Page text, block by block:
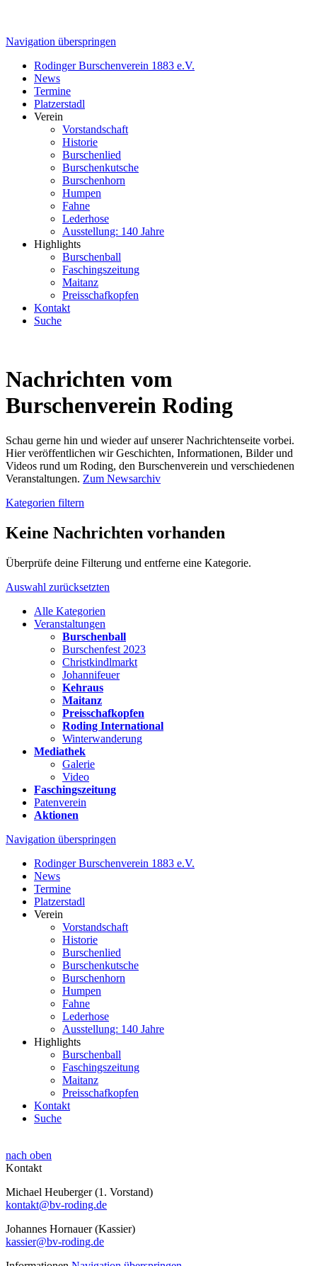
Navigation überspringen
Rodinger Burschenverein 1883 e.V.
News
Termine
Platzerstadl
Verein
Vorstandschaft
Historie
Burschenlied
Burschenkutsche
Burschenhorn
Humpen
Fahne
Lederhose
Ausstellung: 140 Jahre
Highlights
Burschenball
Faschingszeitung
Maitanz
Preisschafkopfen
Kontakt
Suche
Nachrichten vom
Burschenverein Roding
Schau gerne hin und wieder auf unserer Nachrichtenseite vorbei.
Hier veröffentlichen wir Geschichten, Informationen, Bilder und
Videos rund um Roding, den Burschenverein und verschiedenen
Veranstaltungen. Zum Newsarchiv
Kategorien filtern
Keine Nachrichten vorhanden
Überprüfe deine Filterung und entferne eine Kategorie.
Auswahl zurücksetzten
Alle Kategorien
Veranstaltungen
Burschenball
Burschenfest 2023
Christkindlmarkt
Johannifeuer
Kehraus
Maitanz
Preisschafkopfen
Roding International
Winterwanderung
Mediathek
Galerie
Video
Faschingszeitung
Patenverein
Aktionen
Navigation überspringen
Rodinger Burschenverein 1883 e.V.
News
Termine
Platzerstadl
Verein
Vorstandschaft
Historie
Burschenlied
Burschenkutsche
Burschenhorn
Humpen
Fahne
Lederhose
Ausstellung: 140 Jahre
Highlights
Burschenball
Faschingszeitung
Maitanz
Preisschafkopfen
Kontakt
Suche
nach oben
Kontakt
Michael Heuberger (1. Vorstand)
kontakt@bv-roding.de
Johannes Hornauer (Kassier)
kassier@bv-roding.de